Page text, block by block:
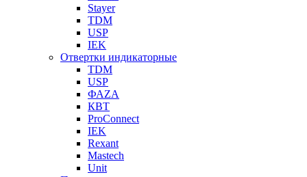
Stayer
TDM
USP
IEK
Отвертки индикаторные
TDM
USP
ФАZА
КВТ
ProConnect
IEK
Rexant
Mastech
Unit